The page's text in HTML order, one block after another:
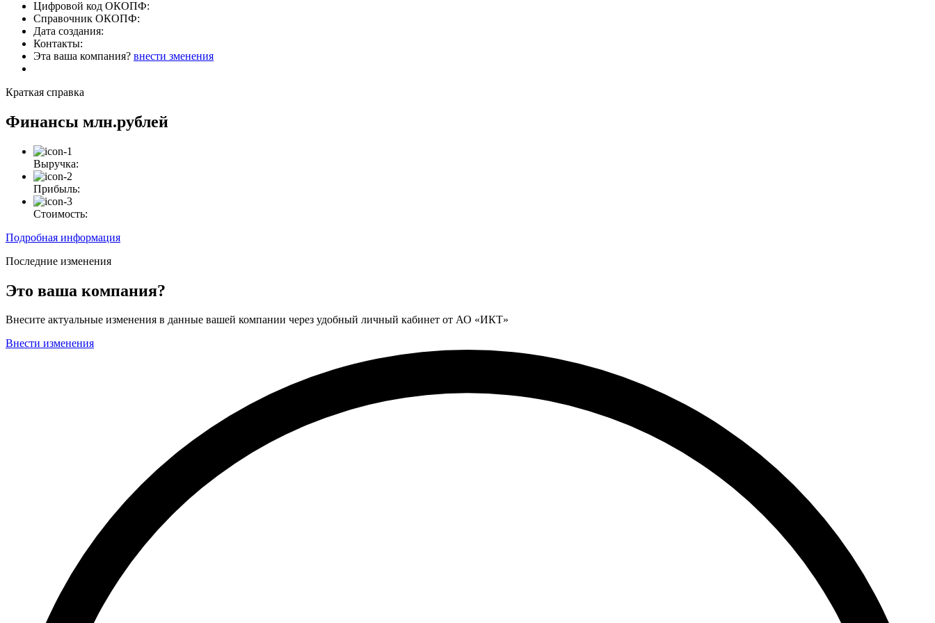
Цифровой код ОКОПФ:
Справочник ОКОПФ:
Дата создания:
Контакты:
Эта ваша компания? внести зменения
Краткая справка
Финансы млн.рублей
Выручка:
Прибыль:
Стоимость:
Подробная информация
Последние изменения
Это ваша компания?
Внесите актуальные изменения в данные вашей компании через удобный личный кабинет от АО «ИКТ»
Внести изменения